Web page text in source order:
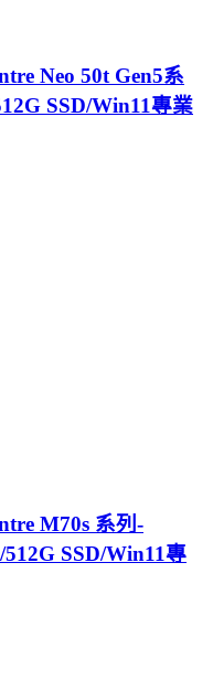
Neo 50t Gen5系
SSD/Win11專業
M70s 系列-
SSD/Win11專